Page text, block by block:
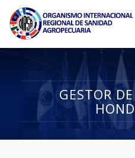
GESTOR